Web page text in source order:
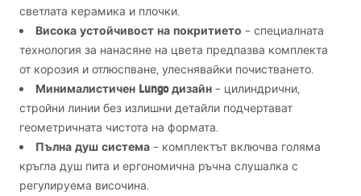
светлата керамика и плочки.
Висока устойчивост на покритието – специалната
технология за нанасяне на цвета предпазва комплекта
от корозия и отлюспване, улеснявайки почистването.
Минималистичен Lungo дизайн – цилиндрични,
стройни линии без излишни детайли подчертават
геометричната чистота на формата.
Пълна душ система – комплектът включва голяма
кръгла душ пита и ергономична ръчна слушалка с
регулируема височина.